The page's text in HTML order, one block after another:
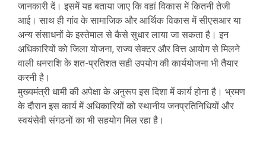
जानकारी दें। इसमें यह बताया जाए कि वहां विकास में कितनी तेजी
आई। साथ ही गांव के सामाजिक और आर्थिक विकास में सीएसआर या
अन्य संसाधनों के इस्तेमाल से कैसे सुधार लाया जा सकता है। इन
अधिकारियों को जिला योजना, राज्य सेक्टर और वित्त आयोग से मिलने
वाली धनराशि के शत-प्रतिशत सही उपयोग की कार्ययोजना भी तैयार
करनी है।
मुख्यमंत्री धामी की अपेक्षा के अनुरूप इस दिशा में कार्य होना है। भ्रमण
के दौरान इस कार्य में अधिकारियों को स्थानीय जनप्रतिनिधियों और
स्वयंसेवी संगठनों का भी सहयोग मिल रहा है।